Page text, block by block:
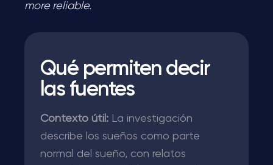
more reliable.
Qué permiten decir
las fuentes
Contexto útil: La investigación
describe los sueños como parte
normal del sueño, con relatos